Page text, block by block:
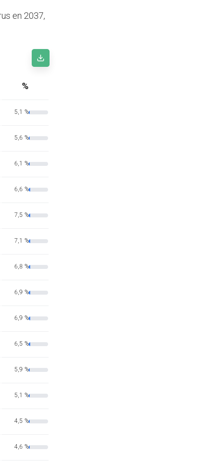
en 2037,
%
5,1 %
5,6 %
6,1 %
6,6 %
7,5 %
7,1 %
6,8 %
6,9 %
6,9 %
6,5 %
5,9 %
5,1 %
4,5 %
4,6 %